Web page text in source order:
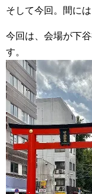
そして今回。間には
今回は、会場が下
す。